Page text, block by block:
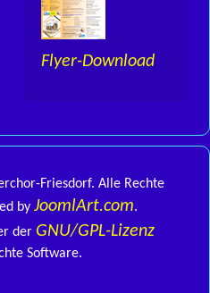
Flyer-Download
Friesdorf. Alle Rechte
by JoomlArt.com.
der GNU/GPL-Lizenz
Software.